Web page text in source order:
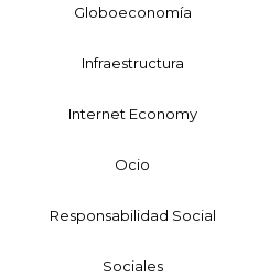
Globoeconomía
Infraestructura
Internet Economy
Ocio
Responsabilidad Social
Sociales